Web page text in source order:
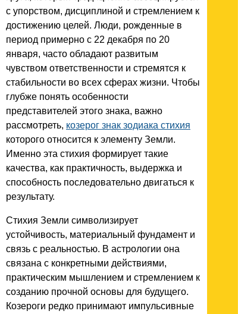
с упорством, дисциплиной и стремлением к
достижению целей. Люди, рожденные в
период примерно с 22 декабря по 20
января, часто обладают развитым
чувством ответственности и стремятся к
стабильности во всех сферах жизни. Чтобы
глубже понять особенности
представителей этого знака, важно
рассмотреть, козерог знак зодиака стихия
которого относится к элементу Земли.
Именно эта стихия формирует такие
качества, как практичность, выдержка и
способность последовательно двигаться к
результату.
Стихия Земли символизирует
устойчивость, материальный фундамент и
связь с реальностью. В астрологии она
связана с конкретными действиями,
практическим мышлением и стремлением к
созданию прочной основы для будущего.
Козероги редко принимают импульсивные